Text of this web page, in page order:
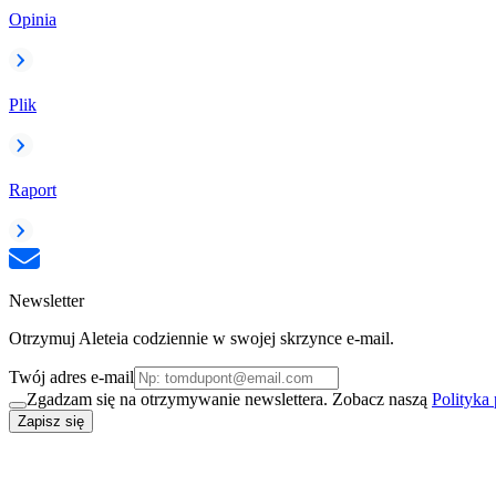
Opinia
Plik
Raport
Newsletter
Otrzymuj Aleteia codziennie w swojej skrzynce e-mail.
Twój adres e-mail
Zgadzam się na otrzymywanie newslettera. Zobacz naszą Polityka
Zapisz się